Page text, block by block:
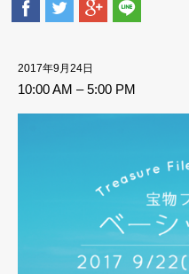
2017年9月24日
10:00 AM –5:00 PM